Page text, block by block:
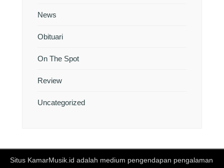
News
Obituari
On The Spot
Review
Uncategorized
Situs KamarMusik.id adalah medium pengendapan pengalaman